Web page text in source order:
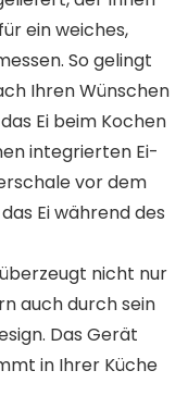
ein weiches,
So gelingt
Ihren Wünschen
Ei beim Kochen
integrierten Ei-
vor dem
Ei während des
überzeugt nicht nur
auch durch sein
Das Gerät
in Ihrer Küche